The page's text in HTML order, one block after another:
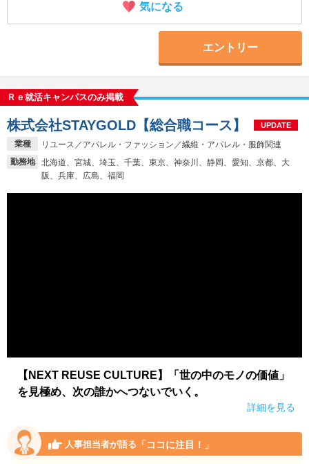
気になる
エントリー
Ｒｅ就活キャンパスのみ掲載
業種
リユース／アパレル・ファッション／繊維・アパレル・服飾関連
勤務地
北海道、宮城、埼玉、千葉、東京、神奈川、静岡、愛知、京都、大
阪、兵庫、広島、福岡
株式会社STAYGOLD【総合職コース】 UPDATE
【NEXT REUSE CULTURE】「世の中のモノの価値」
を見極め、次の誰かへつないでいく。
詳細を見る
人事担当者が語る 「ココに注目！」